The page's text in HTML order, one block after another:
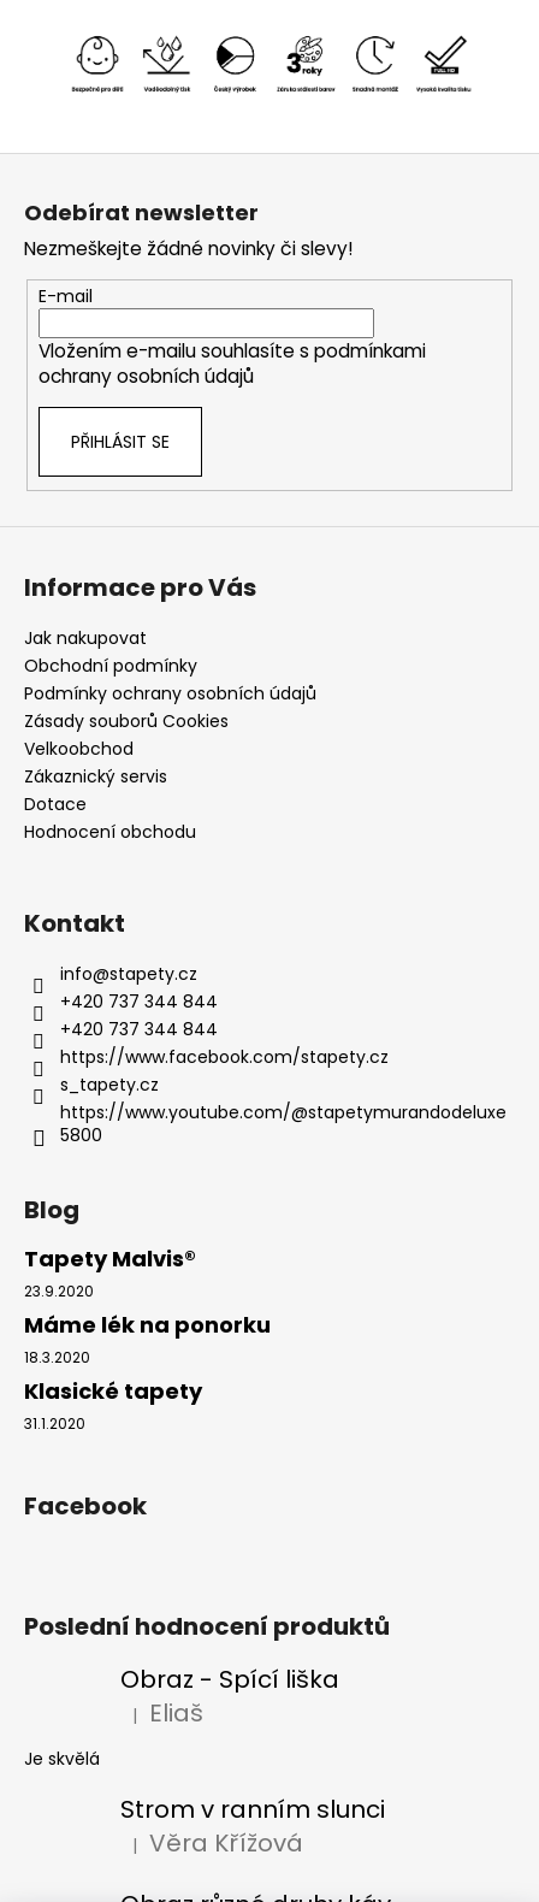
Z
Odebírat newsletter
Nezmeškejte žádné novinky či slevy!
E-mail
Vložením e-mailu souhlasíte s podmínkami
ochrany osobních údajů
PŘIHLÁSIT SE
Informace pro Vás
Jak nakupovat
Obchodní podmínky
Podmínky ochrany osobních údajů
Zásady souborů Cookies
Velkoobchod
Zákaznický servis
Dotace
Hodnocení obchodu
Kontakt
info@stapety.cz
+420 737 344 844
+420 737 344 844
https://www.facebook.com/stapety.cz
s_tapety.cz
https://www.youtube.com/@stapetymurandodeluxe
5800
Blog
Tapety Malvis®
23.9.2020
Máme lék na ponorku
18.3.2020
Klasické tapety
31.1.2020
Facebook
Poslední hodnocení produktů
Obraz - Spící liška
Hodnocení produktu je 5 z 5 hvězdiček.
| Eliaš
Je skvělá
Strom v ranním slunci
Hodnocení produktu je 5 z 5 hvězdiček.
| Věra Křížová